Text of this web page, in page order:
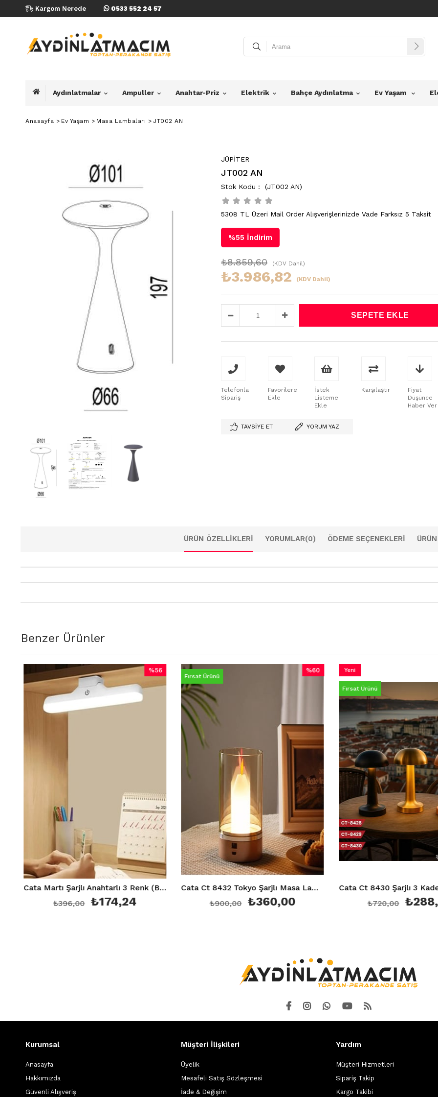
Kargom Nerede 0533 552 24 57
Aydınlatmalar Ampuller Anahtar-Priz Elektrik Bahçe Aydınlatma Ev Yaşam
Anasayfa > Ev Yaşam > Masa Lambaları > JT002 AN
JÜPİTER
JT002 AN
(JT002 AN)
5308 TL Üzeri Mail Order Alışverişlerinizde Vade Farksız 5 Taksit
%55 İndirim
₺8.859,60 (KDV Dahil)
₺3.986,82 (KDV Dahil)
Telefonla
Sipariş
Favorilere
Ekle
İstek
Listeme
Ekle
Karşılaştır
Fiyat
Düşünce
Haber Ver
TAVSIYE ET YORUM YAZ
ÜRÜN ÖZELLIKLERI YORUMLAR(0) ÖDEME SEÇENEKLERI
Benzer Ürünler
Cata Martı Şarjlı Anahtarlı 3 Renk (Beyaz, Günışığı, 4000K) Tezgah-Dolap Aydınlatma Armatürü Ct 5249
₺174,24
%56
%56İndirim
Cata Ct 8432 Tokyo Şarjlı Masa Lambası Dokunmatik, Amber renk
₺360,00
Fırsat Ürünü
Cata Ct
₺288,00
Yeni
Kurumsal
Anasayfa
Hakkımızda
Güvenli Alışveriş
Müşteri İlişkileri
Üyelik
Mesafeli Satış Sözleşmesi
İade & Değişim
Yardım
Müşteri Hizmetleri
Sipariş Takip
Kargo Takibi